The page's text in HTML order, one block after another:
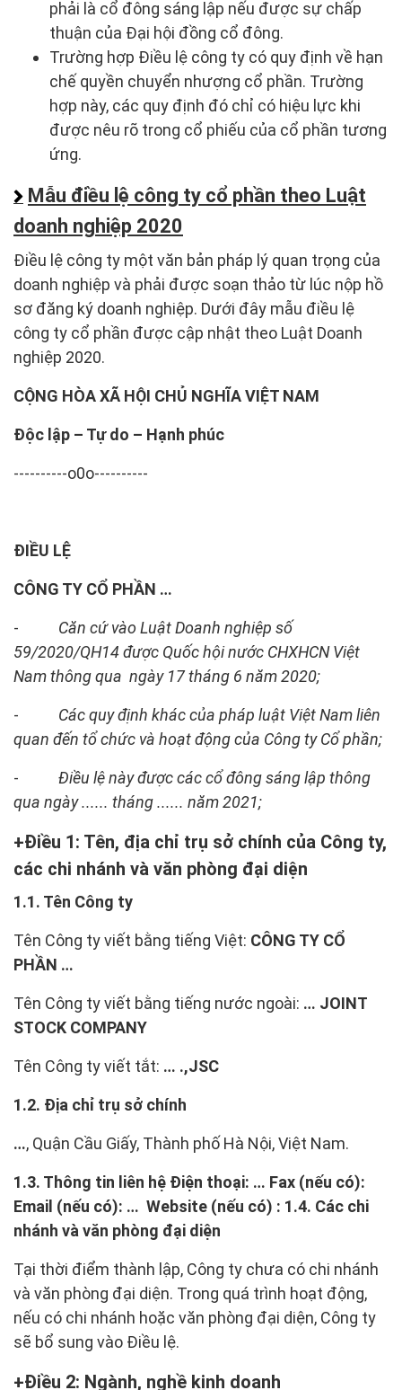
phải là cổ đông sáng lập nếu được sự chấp
thuận của Đại hội đồng cổ đông.
Trường hợp Điều lệ công ty có quy định về hạn
chế quyền chuyển nhượng cổ phần. Trường
hợp này, các quy định đó chỉ có hiệu lực khi
được nêu rõ trong cổ phiếu của cổ phần tương
ứng.
Mẫu điều lệ công ty cổ phần theo Luật
doanh nghiệp 2020
Điều lệ công ty một văn bản pháp lý quan trọng của
doanh nghiệp và phải được soạn thảo từ lúc nộp hồ
sơ đăng ký doanh nghiệp. Dưới đây mẫu điều lệ
công ty cổ phần được cập nhật theo Luật Doanh
nghiệp 2020.
CỘNG HÒA XÃ HỘI CHỦ NGHĨA VIỆT NAM
Độc lập – Tự do – Hạnh phúc
----------o0o----------
ĐIỀU LỆ
CÔNG TY CỔ PHẦN …
- Căn cứ vào Luật Doanh nghiệp số
59/2020/QH14được Quốc hội nước CHXHCN Việt
Nam thông qua ngày 17 tháng 6 năm 2020;
- Các quy định khác của pháp luật Việt Nam liên
quan đến tổ chức và hoạt động của Công ty Cổ phần;
- Điều lệ này được các cổ đông sáng lập thông
qua ngày ...... tháng ...... năm 2021;
Điều 1: Tên, địa chỉ trụ sở chính của Công ty,
các chi nhánh và văn phòng đại diện
1.1. Tên Công ty
Tên Công ty viết bằng tiếng Việt: CÔNG TY CỔ
PHẦN …
Tên Công ty viết bằng tiếng nước ngoài: … JOINT
STOCK COMPANY
Tên Công ty viết tắt: … .,JSC
1.2. Địa chỉ trụ sở chính
…, Quận Cầu Giấy, Thành phố Hà Nội, Việt Nam.
1.3. Thông tin liên hệ Điện thoại: … Fax (nếu có):
Email (nếu có): … Website (nếu có) : 1.4. Các chi
nhánh và văn phòng đại diện
Tại thời điểm thành lập, Công ty chưa có chi nhánh
và văn phòng đại diện. Trong quá trình hoạt động,
nếu có chi nhánh hoặc văn phòng đại diện, Công ty
sẽ bổ sung vào Điều lệ.
Điều 2: Ngành, nghề kinh doanh